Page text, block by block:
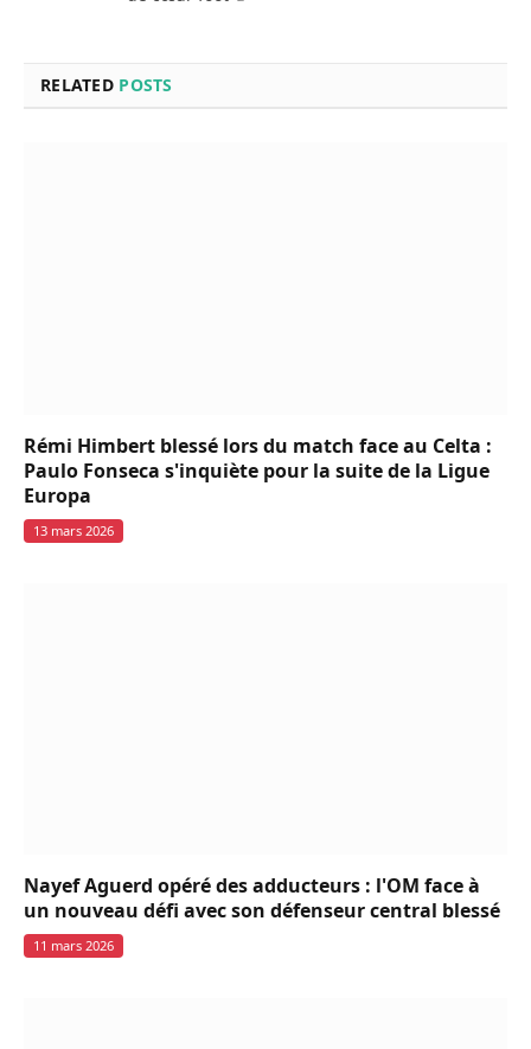
RELATED POSTS
Rémi Himbert blessé lors du match face au Celta :
Paulo Fonseca s'inquiète pour la suite de la Ligue
Europa
13 mars 2026
Nayef Aguerd opéré des adducteurs : l'OM face à
un nouveau défi avec son défenseur central blessé
11 mars 2026